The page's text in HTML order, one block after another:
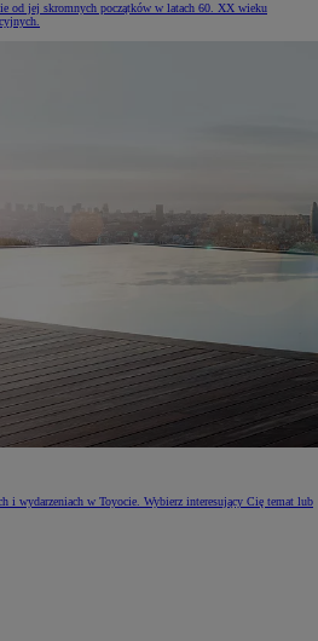
od jej skromnych początków w latach 60. XX wieku
i wydarzeniach w Toyocie. Wybierz interesujący Cię temat lub